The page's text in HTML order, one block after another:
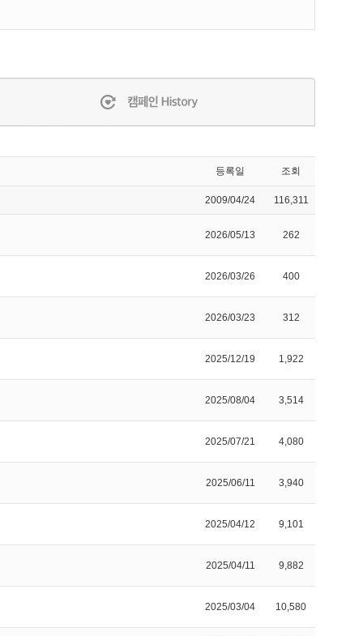
등록일 조회
2009/04/24 116,311
2026/05/13 262
2026/03/26 400
2026/03/23 312
2025/12/19 1,922
2025/08/04 3,514
2025/07/21 4,080
2025/06/11 3,940
2025/04/12 9,101
2025/04/11 9,882
2025/03/04 10,580